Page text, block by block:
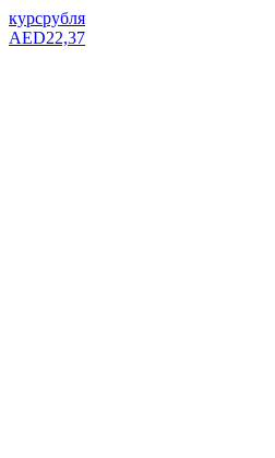
курсрубля
AED22,37